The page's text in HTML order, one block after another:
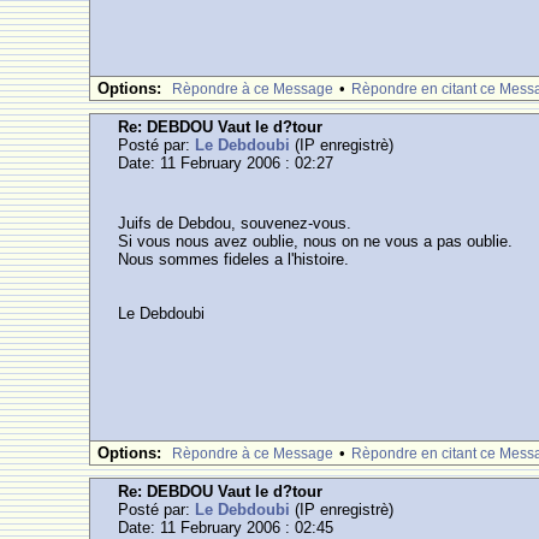
Options: Rèpondre à ce Message • Rèpondre en citant ce
Re: DEBDOU Vaut le d?tour
Posté par: Le Debdoubi (IP enregistrè)
Date: 11 February 2006 : 02:27
Juifs de Debdou, souvenez-vous.
Si vous nous avez oublie, nous on ne vous a pas oublie.
Nous sommes fideles a l'histoire.
Le Debdoubi
Options: Rèpondre à ce Message • Rèpondre en citant ce
Re: DEBDOU Vaut le d?tour
Posté par: Le Debdoubi (IP enregistrè)
Date: 11 February 2006 : 02:45